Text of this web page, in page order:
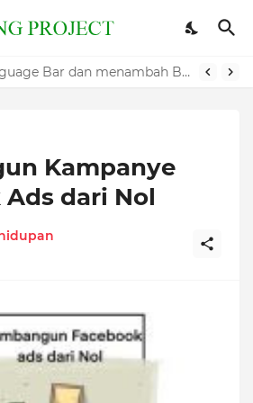
Memunculkan Language Bar dan menambah Bahasa pada Windows
Yang Lambat
Kampanye
Ads dari Nol